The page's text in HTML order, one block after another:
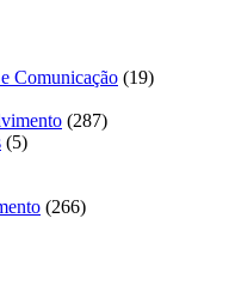
Comunicação (19)
(287)
(5)
(266)